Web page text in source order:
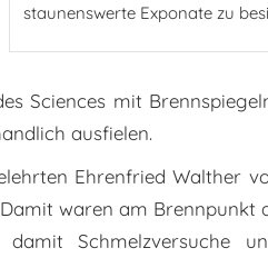
staunenswerte Exponate zu
Sciences mit
ausfielen.
Ehrenfried Walther
waren am Brennpunkt
Schmelzversuche